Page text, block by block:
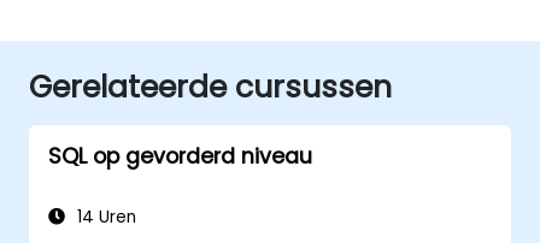
Gerelateerde cursussen
SQL op gevorderd niveau
14 Uren